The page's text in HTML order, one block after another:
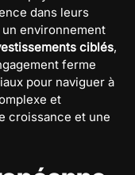
dans leurs
environnement
ciblés,
ferme
pour naviguer à
et
croissance et une